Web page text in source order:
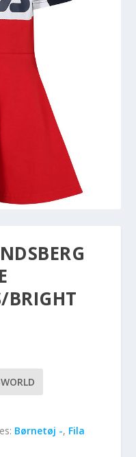
BRIGHT
Børnetøj -, Fila